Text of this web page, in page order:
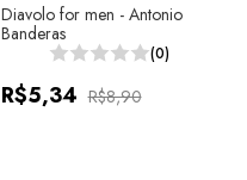
Diavolo for men - Antonio
Banderas
(0)
R$5,34 R$8,90